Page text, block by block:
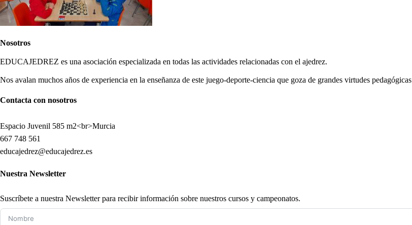
Nosotros
EDUCAJEDREZ es una asociación especializada en todas las actividades relacionadas con el ajedrez.
Nos avalan muchos años de experiencia en la enseñanza de este juego-deporte-ciencia que goza de grandes virtudes pedagógicas
Contacta con nosotros
Espacio Juvenil 585 m2<br>Murcia
667 748 561
educajedrez@educajedrez.es
Nuestra Newsletter
Suscríbete a nuestra Newsletter para recibir información sobre nuestros cursos y campeonatos.